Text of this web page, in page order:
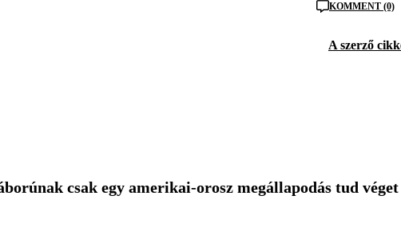
KOMMENT (0)
A szerző
csak egy amerikai-orosz megállapodás tud véget